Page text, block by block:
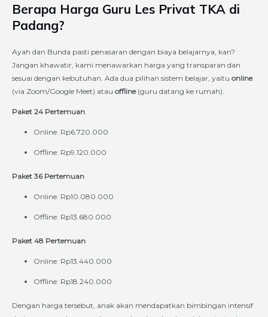
Berapa Harga Guru Les Privat TKA di
Padang?
Ayah dan Bunda pasti penasaran dengan biaya belajarnya, kan?
Jangan khawatir, kami menawarkan harga yang transparan dan
sesuai dengan kebutuhan. Ada dua pilihan sistem belajar, yaitu online
(via Zoom/Google Meet) atau offline(guru datang ke rumah).
Paket 24 Pertemuan
Online: Rp6.720.000
Offline: Rp9.120.000
Paket 36 Pertemuan
Online: Rp10.080.000
Offline: Rp13.680.000
Paket 48 Pertemuan
Online: Rp13.440.000
Offline: Rp18.240.000
Dengan harga tersebut, anak akan mendapatkan bimbingan intensif